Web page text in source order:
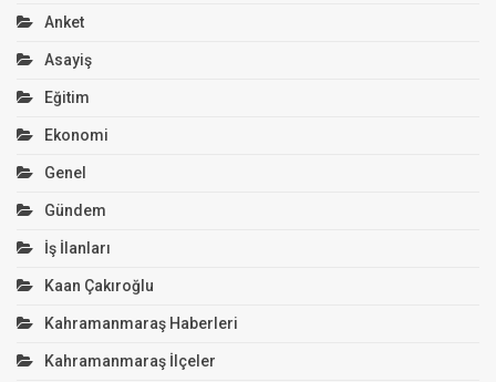
Anket
Asayiş
Eğitim
Ekonomi
Genel
Gündem
İş İlanları
Kaan Çakıroğlu
Kahramanmaraş Haberleri
Kahramanmaraş İlçeler